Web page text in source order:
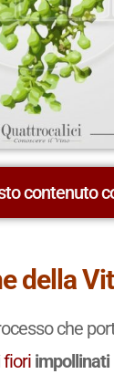
contenuto
della
che
fioriimpollinati